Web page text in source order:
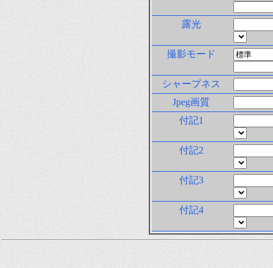
露光
撮影モード
シャープネス
Jpeg画質
付記1
付記2
付記3
付記4